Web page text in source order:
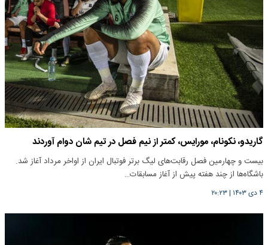
گاریدو، نکونام، مورایس، کمتر از نیم فصل در تیم شان دوام آوردند
بیست و چهارمین فصل رقابت‌های لیگ برتر فوتبال ایران از اواخر مرداد آغاز شد.
باشگاه‌ها از چند هفته پیش از آغاز مسابقات…
۴ دی ۱۴۰۳ |۲۰:۲۳